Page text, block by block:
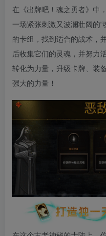
在《出牌吧！魂之勇者》中
一场紧张刺激又波澜壮阔的
的卡组，找到适合的战术，
后收集它们的灵魂，并努力
转化为力量，升级卡牌、装
强大的力量！